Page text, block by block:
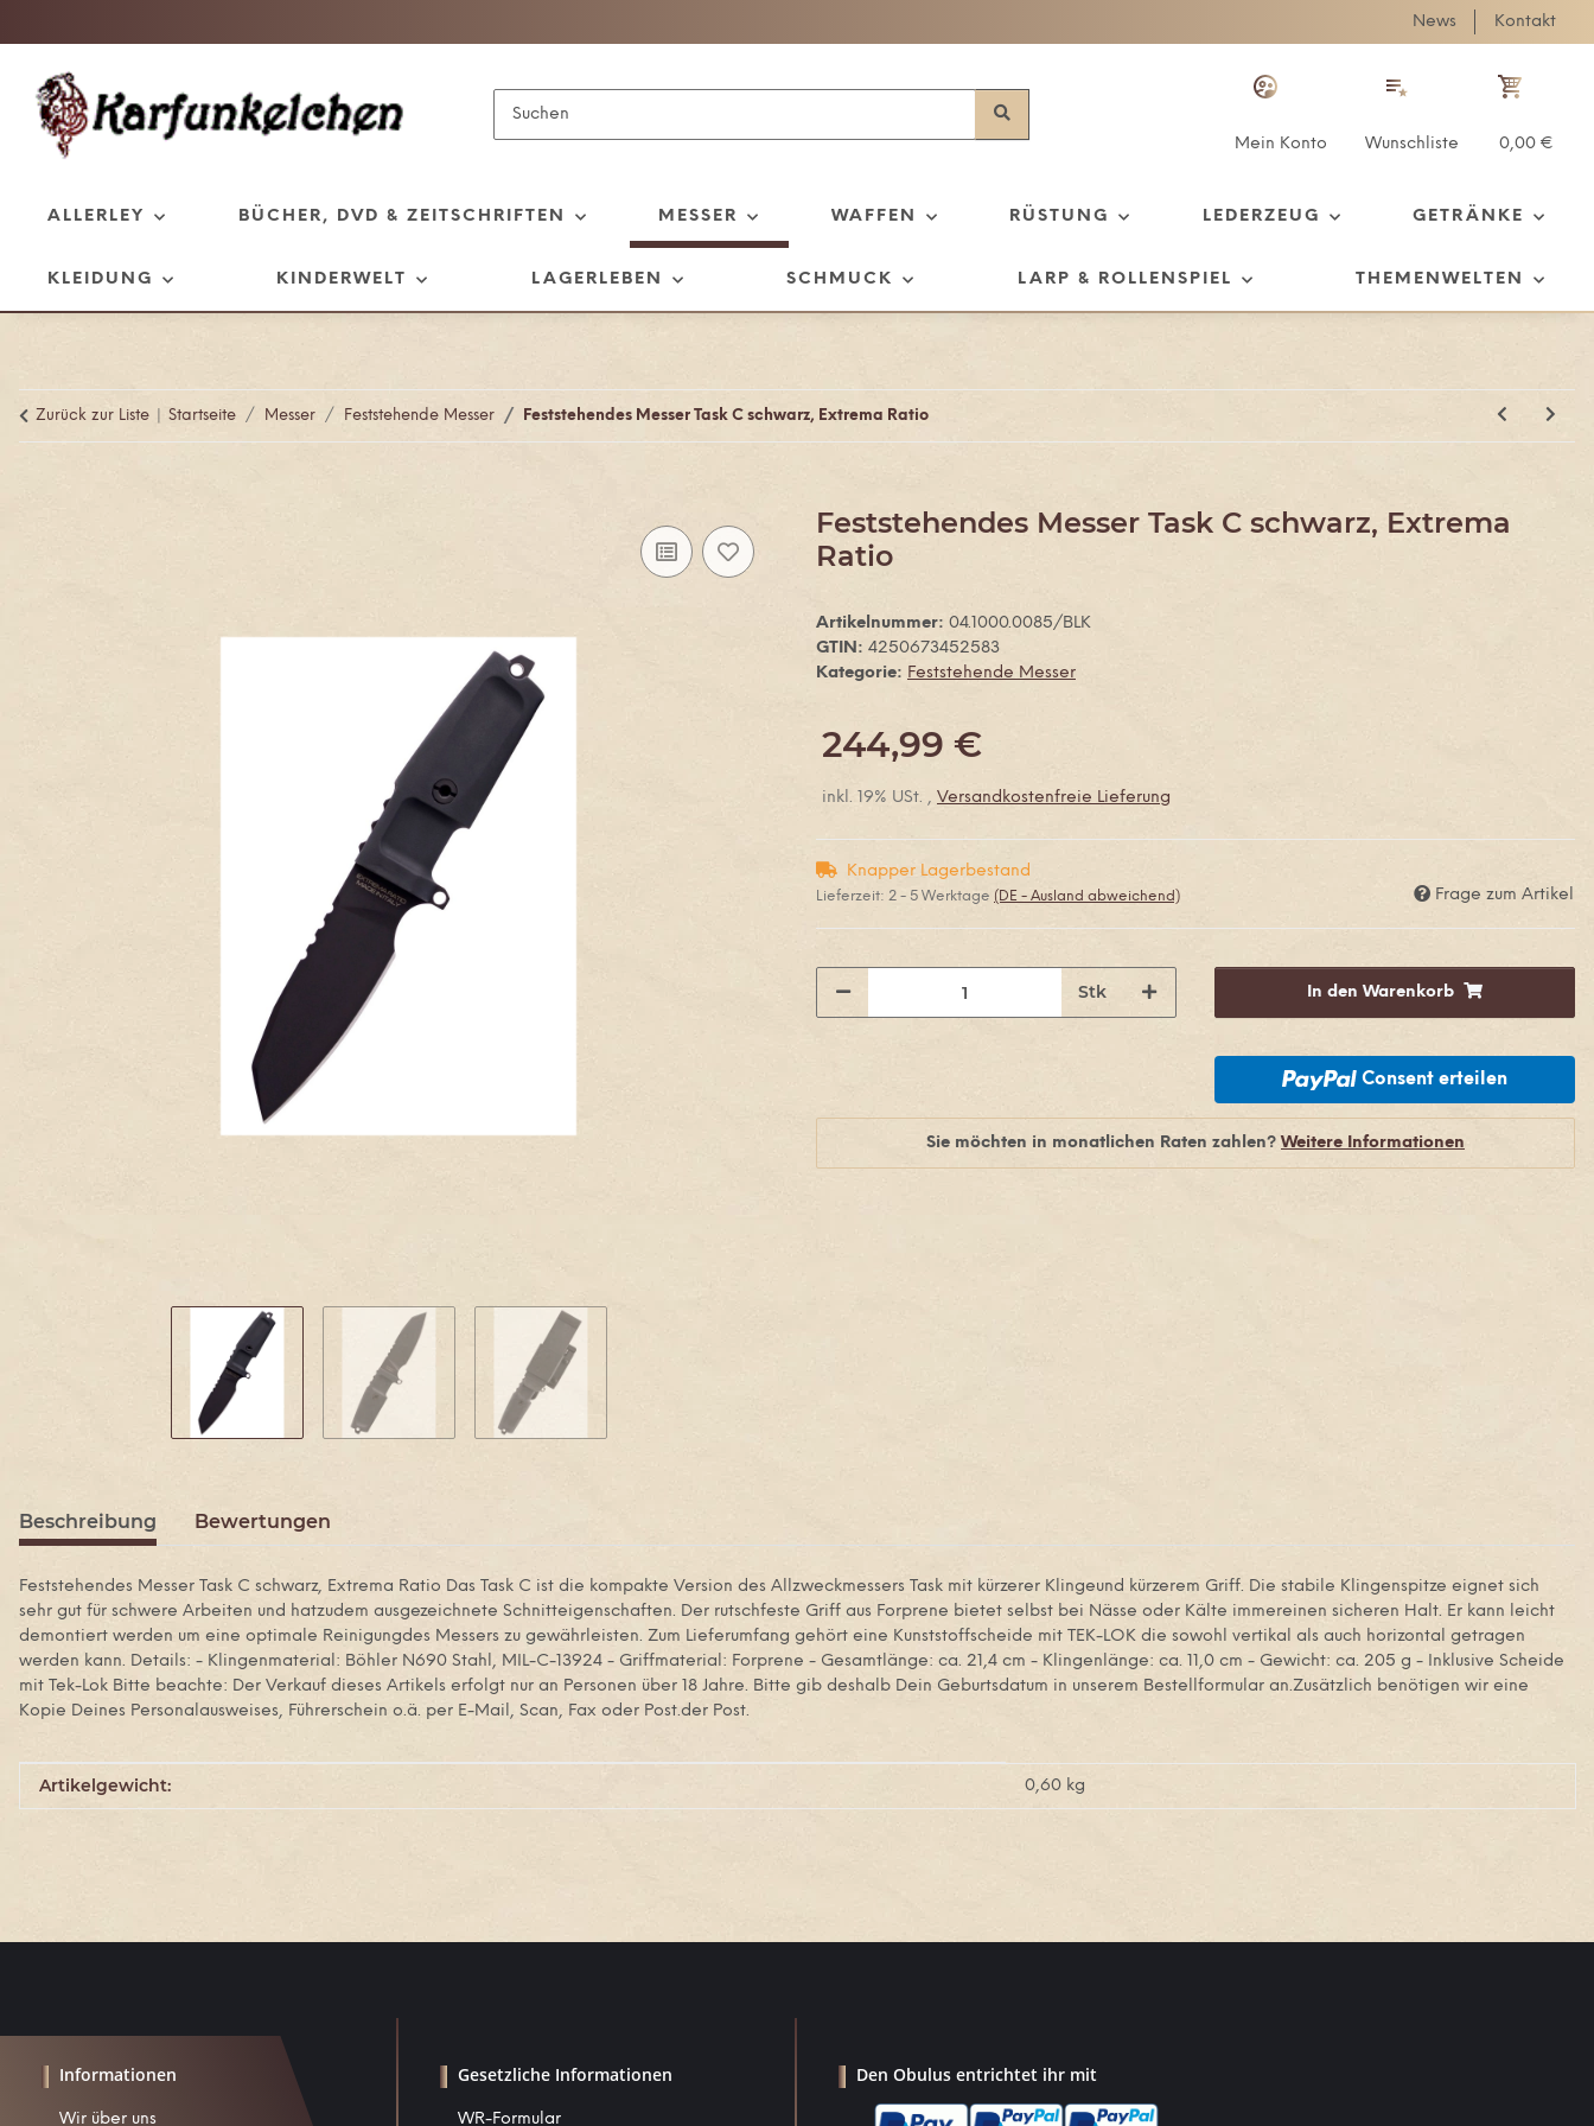
News Kontakt
Mein Konto Wunschliste 0,00 €
ALLERLEY BÜCHER, DVD & ZEITSCHRIFTEN MESSER WAFFEN RÜSTUNG LEDERZEUG GETRÄNKE
KLEIDUNG KINDERWELT LAGERLEBEN SCHMUCK LARP & ROLLENSPIEL THEMENWELTEN
Zurück zur Liste Startseite Messer Feststehende Messer Feststehendes Messer Task C schwarz, Extrema Ratio
Feststehendes Messer Task C schwarz, Extrema
Ratio
Artikelnummer: 04.1000.0085/BLK
GTIN: 4250673452583
Kategorie: Feststehende Messer
244,99 €
inkl. 19% USt. , Versandkostenfreie Lieferung
Knapper Lagerbestand
Lieferzeit: 2 - 5 Werktage (DE - Ausland abweichend) Frage zum Artikel
Stk In den Warenkorb
Consent erteilen
Sie möchten in monatlichen Raten zahlen? Weitere Informationen
Beschreibung Bewertungen
Feststehendes Messer Task C schwarz, Extrema Ratio Das Task C ist die kompakte Version des Allzweckmessers Task mit kürzerer Klingeund kürzerem Griff. Die stabile Klingenspitze eignet sich
sehr gut für schwere Arbeiten und hatzudem ausgezeichnete Schnitteigenschaften. Der rutschfeste Griff aus Forprene bietet selbst bei Nässe oder Kälte immereinen sicheren Halt. Er kann leicht
demontiert werden um eine optimale Reinigungdes Messers zu gewährleisten. Zum Lieferumfang gehört eine Kunststoffscheide mit TEK-LOK die sowohl vertikal als auch horizontal getragen
werden kann. Details: - Klingenmaterial: Böhler N690 Stahl, MIL-C-13924 - Griffmaterial: Forprene - Gesamtlänge: ca. 21,4 cm - Klingenlänge: ca. 11,0 cm - Gewicht: ca. 205 g - Inklusive Scheide
mit Tek-Lok Bitte beachte: Der Verkauf dieses Artikels erfolgt nur an Personen über 18 Jahre. Bitte gib deshalb Dein Geburtsdatum in unserem Bestellformular an.Zusätzlich benötigen wir eine
Kopie Deines Personalausweises, Führerschein o.ä. per E-Mail, Scan, Fax oder Post.der Post.
Produkteigenschaft
Wert
Artikelgewicht: 0,60 kg
Informationen
Wir über uns
Gesetzliche Informationen
WR-Formular
Den Obulus entrichtet ihr mit